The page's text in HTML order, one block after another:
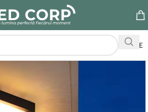
OFERTE